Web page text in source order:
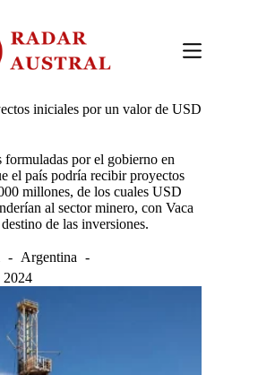
iniciales por un valor de USD
formuladas por el gobierno en
el país podría recibir proyectos
millones, de los cuales USD
al sector minero, con Vaca
de las inversiones.
Argentina
2024